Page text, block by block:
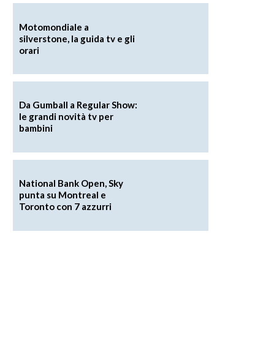
Motomondiale a
silverstone, la guida tv e gli
orari
Da Gumball a Regular Show:
le grandi novità tv per
bambini
National Bank Open, Sky
punta su Montreal e
Toronto con 7 azzurri